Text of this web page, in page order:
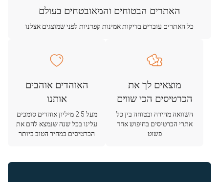
האתרים הבטוחים והמאובטחים בעולם
כל האתרים עוברים בדיקות אמינות קפדניות לפני שמוצגים אצלנו
מוצאים לך את
הכרטיסים הכי שווים
השוואה מהירה ובטוחה בין כל
אתרי הכרטיסים בחיפוש אחד
פשוט
האוהדים אוהבים
אותנו
מעל 2.5 מיליון אוהדים סומכים
עלינו בכל שנה שנמצא להם את
הכרטיסים במחיר הטוב ביותר